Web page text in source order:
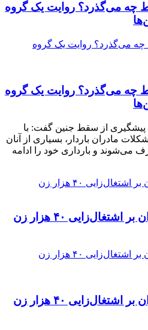
می‌گذرد؟ روایت یک گروه
می‌گذرد؟ روایت یک گروه
از سقط جنین گفت: با
مادران باردار، بسیاری از آنان
می‌شوند و بارداری خود را ادامه
تمرکز شهرداری تهران بر اشتغال‌زایی ۴۰ هزار زن
تمرکز شهرداری تهران بر اشتغال‌زایی ۴۰ هزار زن